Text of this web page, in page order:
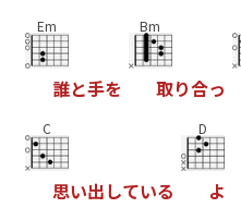
Em
誰と手を
Bm
取り合っ
C
思い出している
D
よ